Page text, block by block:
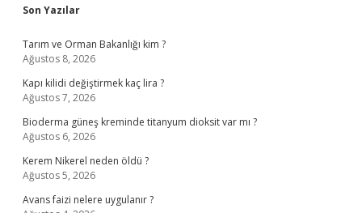
Sidebar
Son Yazılar
Tarım ve Orman Bakanlığı kim ?
Ağustos 8, 2026
Kapı kilidi değiştirmek kaç lira ?
Ağustos 7, 2026
Bioderma güneş kreminde titanyum dioksit var mı ?
Ağustos 6, 2026
Kerem Nikerel neden öldü ?
Ağustos 5, 2026
Avans faizi nelere uygulanır ?